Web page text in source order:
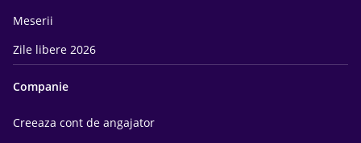
Meserii
Zile libere 2026
Companie
Creeaza cont de angajator